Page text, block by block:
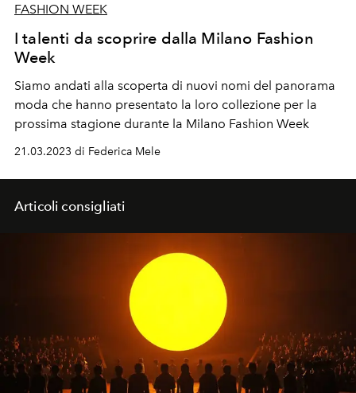
FASHION WEEK
I talenti da scoprire dalla Milano Fashion
Week
Siamo andati alla scoperta di nuovi nomi del panorama
moda che hanno presentato la loro collezione per la
prossima stagione durante la Milano Fashion Week
21.03.2023 di Federica Mele
Articoli consigliati